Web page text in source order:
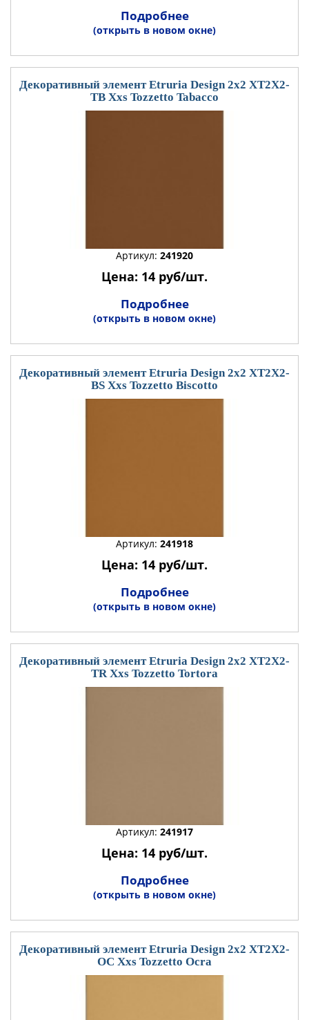
Подробнее
(открыть в новом окне)
Декоративный элемент Etruria Design 2x2 XT2X2-
TB Xxs Tozzetto Tabacco
Артикул: 241920
Цена: 14 руб/шт.
Подробнее
(открыть в новом окне)
Декоративный элемент Etruria Design 2x2 XT2X2-
BS Xxs Tozzetto Biscotto
Артикул: 241918
Цена: 14 руб/шт.
Подробнее
(открыть в новом окне)
Декоративный элемент Etruria Design 2x2 XT2X2-
TR Xxs Tozzetto Tortora
Артикул: 241917
Цена: 14 руб/шт.
Подробнее
(открыть в новом окне)
Декоративный элемент Etruria Design 2x2 XT2X2-
OC Xxs Tozzetto Ocra